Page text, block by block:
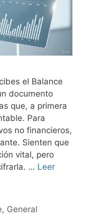
el Balance
documento
que, a primera
Para
no financieros,
Sienten que
vital, pero
… Leer
, General